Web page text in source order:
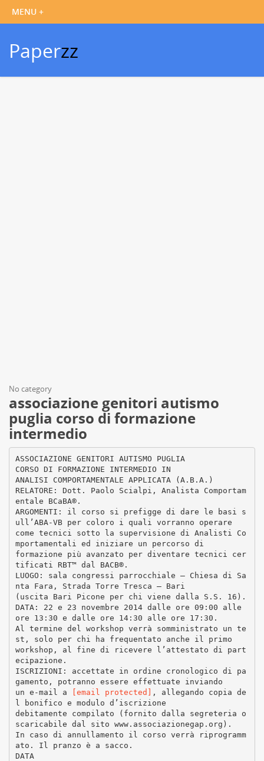
Paperzz
No category
associazione genitori autismo
puglia corso di formazione
intermedio
ASSOCIAZIONE GENITORI AUTISMO PUGLIA
CORSO DI FORMAZIONE INTERMEDIO IN
ANALISI COMPORTAMENTALE APPLICATA (A.B.A.)
RELATORE: Dott. Paolo Scialpi, Analista Comportam
entale BCaBA®.
ARGOMENTI: il corso si prefigge di dare le basi s
ull’ABA-VB per coloro i quali vorranno operare
come tecnici sotto la supervisione di Analisti Co
mportamentali ed iniziare un percorso di
formazione più avanzato per diventare tecnici cer
tificati RBT™ dal BACB®.
LUOGO: sala congressi parrocchiale – Chiesa di Sa
nta Fara, Strada Torre Tresca – Bari
(uscita Bari Picone per chi viene dalla S.S. 16).
DATA: 22 e 23 novembre 2014 dalle ore 09:00 alle
ore 13:30 e dalle ore 14:30 alle ore 17:30.
Al termine del workshop verrà somministrato un te
st, solo per chi ha frequentato anche il primo
workshop, al fine di ricevere l’attestato di part
ecipazione.
ISCRIZIONI: accettate in ordine cronologico di pa
gamento, potranno essere effettuate inviando
un e-mail a
[email protected] , allegando copia de
l bonifico e modulo d’iscrizione
debitamente compilato (fornito dalla segreteria o
scaricabile dal sito www.associazionegap.org).
In caso di annullamento il corso verrà riprogramm
ato. Il pranzo è a sacco.
DATA